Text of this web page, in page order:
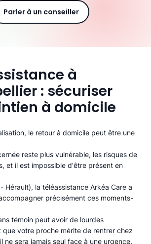
à
: sécuriser
à domicile
le retour à domicile peut être une
reste plus vulnérable, les risques de
et il est impossible d'être présent en
Hérault), la téléassistance Arkéa Care a
précisément ces moments-
témoin peut avoir de lourdes
que votre proche mérite de rentrer chez
ne sera jamais seul face à une urgence.
Parler à un conseiller